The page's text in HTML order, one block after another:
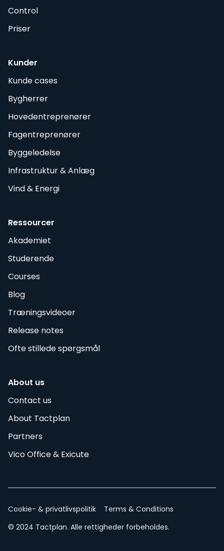
Control
Priser
Kunder
Kunde cases
Bygherrer
Hovedentreprenører
Fagentreprenører
Byggeledelse
Infrastruktur & Anlæg
Vind & Energi
Ressourcer
Akademiet
Studerende
Courses
Blog
Træningsvideoer
Release notes
Ofte stillede spørgsmål
About us
Contact us
About Tactplan
Partners
Vico Office & Exicute
© 2024 Tactplan. Alle rettigheder forbeholdes.
Cookie- & privatlivspolitik Terms & Conditions